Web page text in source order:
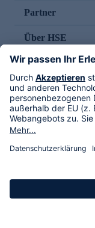
Partner
Über HSE
Im TV
HSE